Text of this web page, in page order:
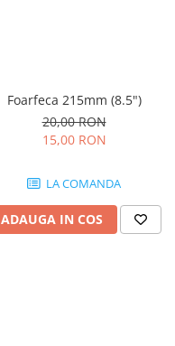
Foarfeca 215mm (8.5")
20,00 RON
15,00 RON
LA COMANDA
ADAUGA IN COS